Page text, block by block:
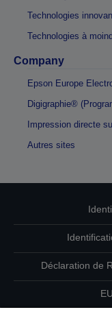
Technologies
Technologies à
Company
Epson Europe
Digigraphie®
Impression directe
Autres sites
Déclaration de